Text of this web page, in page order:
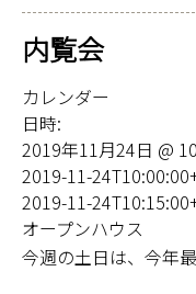
内覧会
カレンダー
日時:
2019年11月24日 @
2019-11-
2019-11-
オープンハウス
今週の土日は、今年